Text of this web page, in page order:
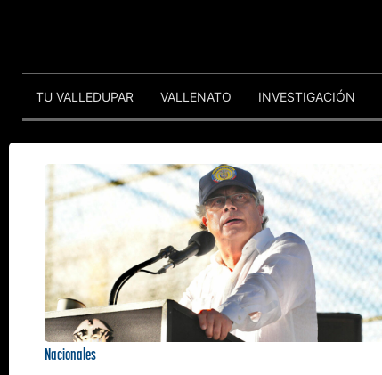
TU VALLEDUPAR VALLENATO INVESTIGACIÓN
Nacionales